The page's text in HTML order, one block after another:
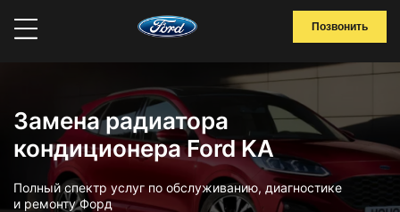
Позвонить
Замена радиатора
кондиционера Ford KA
Полный спектр услуг по обслуживанию, диагностике
и ремонту Форд